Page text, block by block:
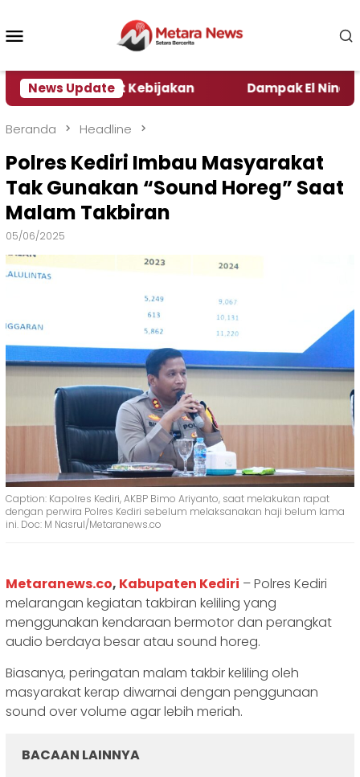
konten
News Update
Kebijakan Dampak El Nino,
Beranda Headline
Polres Kediri Imbau Masyarakat
Tak Gunakan “Sound Horeg” Saat
Malam Takbiran
05/06/2025
Caption: Kapolres Kediri, AKBP Bimo Ariyanto, saat melakukan rapat
dengan perwira Polres Kediri sebelum melaksanakan haji belum lama
ini. Doc: M Nasrul/Metaranews.co
Metaranews.co, Kabupaten Kediri – Polres Kediri
melarangan kegiatan takbiran keliling yang
menggunakan kendaraan bermotor dan perangkat
audio berdaya besar atau sound horeg.
Biasanya, peringatan malam takbir keliling oleh
masyarakat kerap diwarnai dengan penggunaan
sound over volume agar lebih meriah.
BACAAN LAINNYA